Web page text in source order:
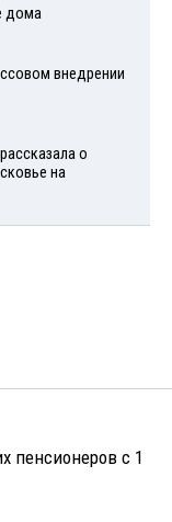
дома
внедрении
о
на
пенсионеров с 1